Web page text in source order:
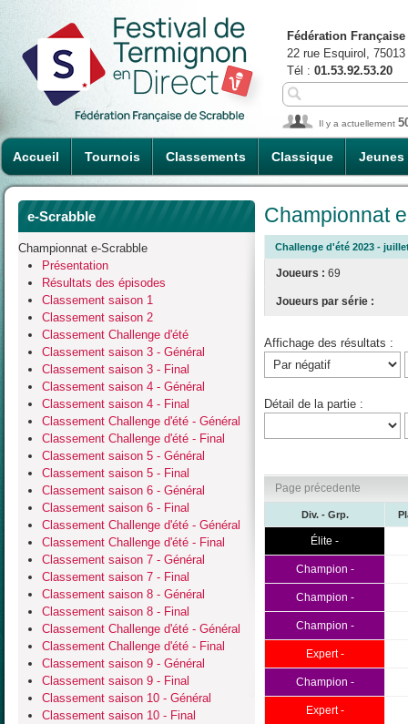
Accueil Tournois Classements Classique Jeunes
Fédération
22 rue Esquirol,
Tél : 01.53.92.53.20
Il y a actuellement
e-Scrabble
Championnat e-Scrabble
Présentation
Résultats des épisodes
Classement saison 1
Classement saison 2
Classement Challenge d'été
Classement saison 3 - Général
Classement saison 3 - Final
Classement saison 4 - Général
Classement saison 4 - Final
Classement Challenge d'été - Général
Classement Challenge d'été - Final
Classement saison 5 - Général
Classement saison 5 - Final
Classement saison 6 - Général
Classement saison 6 - Final
Classement Challenge d'été - Général
Classement Challenge d'été - Final
Classement saison 7 - Général
Classement saison 7 - Final
Classement saison 8 - Général
Classement saison 8 - Final
Classement Challenge d'été - Général
Classement Challenge d'été - Final
Classement saison 9 - Général
Classement saison 9 - Final
Classement saison 10 - Général
Classement saison 10 - Final
Championnat
Challenge d'été 2023 -
Joueurs : 69
Joueurs par série :
Affichage des résultats :
Détail de la partie :
Page précedente
Div. - Grp.
Élite -
Champion -
Champion -
Champion -
Expert -
Champion -
Expert -